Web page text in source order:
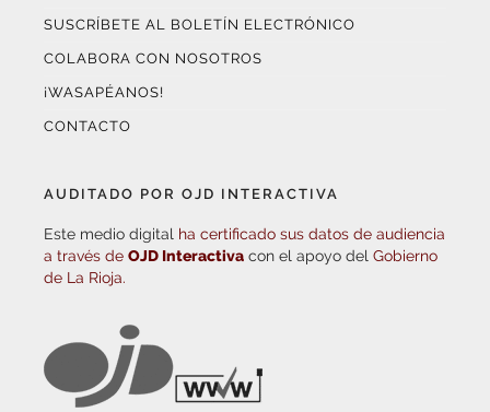
SUSCRÍBETE AL BOLETÍN ELECTRÓNICO
COLABORA CON NOSOTROS
¡WASAPÉANOS!
CONTACTO
AUDITADO POR OJD INTERACTIVA
Este medio digital ha certificado sus datos de audiencia
a través de OJD Interactiva con el apoyo del Gobierno
de La Rioja.